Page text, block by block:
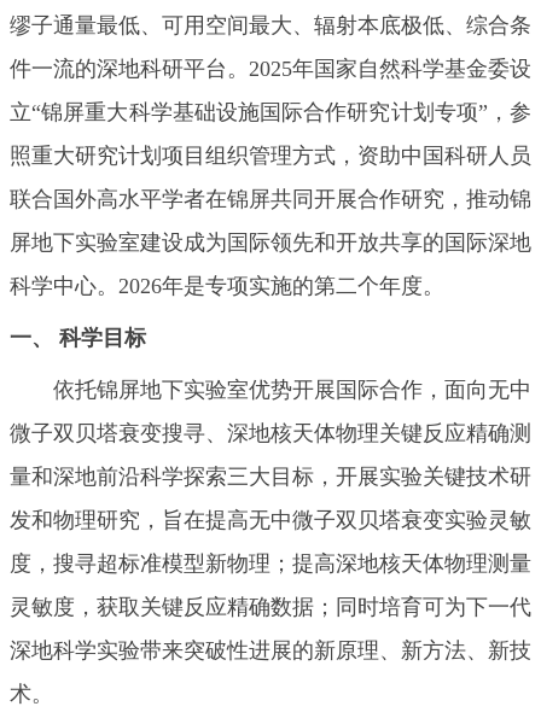
缪子通量最低、可用空间最大、辐射本底极低、综合条
件一流的深地科研平台。2025年国家自然科学基金委设
立“锦屏重大科学基础设施国际合作研究计划专项”，参
照重大研究计划项目组织管理方式，资助中国科研人员
联合国外高水平学者在锦屏共同开展合作研究，推动锦
屏地下实验室建设成为国际领先和开放共享的国际深地
科学中心。2026年是专项实施的第二个年度。
一、 科学目标
依托锦屏地下实验室优势开展国际合作，面向无中
微子双贝塔衰变搜寻、深地核天体物理关键反应精确测
量和深地前沿科学探索三大目标，开展实验关键技术研
发和物理研究，旨在提高无中微子双贝塔衰变实验灵敏
度，搜寻超标准模型新物理；提高深地核天体物理测量
灵敏度，获取关键反应精确数据；同时培育可为下一代
深地科学实验带来突破性进展的新原理、新方法、新技
术。